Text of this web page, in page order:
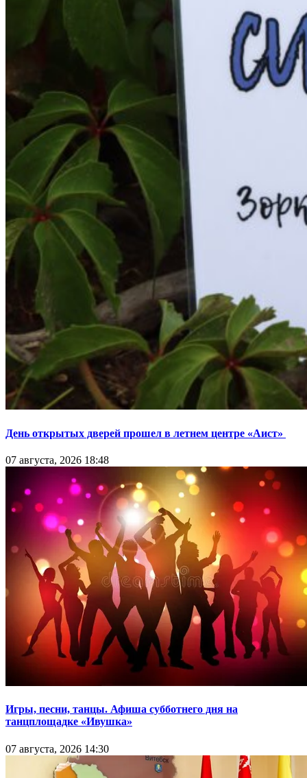
День открытых дверей прошел в летнем центре «Аист»
07 августа, 2026 18:48
Игры, песни, танцы. Афиша субботнего дня на
танцплощадке «Ивушка»
07 августа, 2026 14:30